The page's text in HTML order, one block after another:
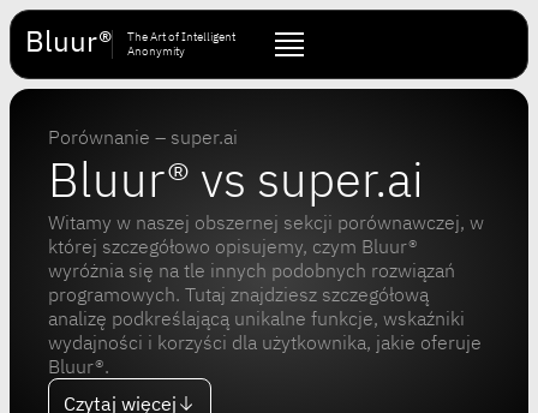
Bluur®
The Art of Intelligent
Anonymity
Porównanie – super.ai
Bluur® vs super.ai
Witamy w naszej obszernej sekcji porównawczej, w
której szczegółowo opisujemy, czym Bluur®
wyróżnia się na tle innych podobnych rozwiązań
programowych. Tutaj znajdziesz szczegółową
analizę podkreślającą unikalne funkcje, wskaźniki
wydajności i korzyści dla użytkownika, jakie oferuje
Bluur®.
Czytaj więcej